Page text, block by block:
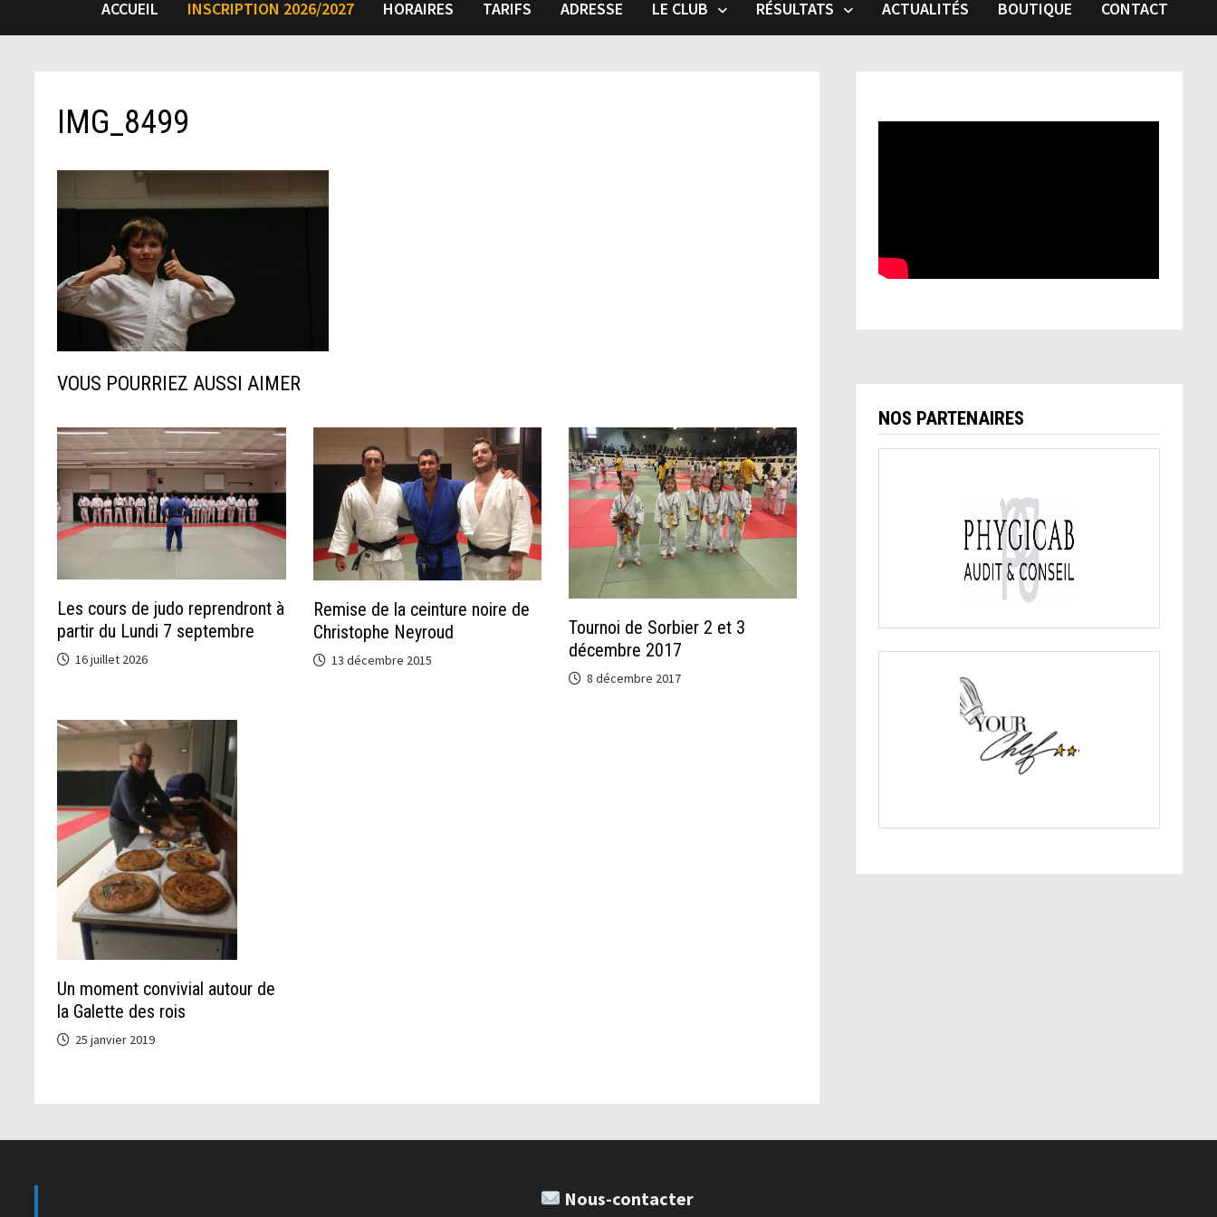
ACCUEIL INSCRIPTION 2026/2027 HORAIRES TARIFS ADRESSE LE CLUB RÉSULTATS ACTUALITÉS BOUTIQUE CONTACT
IMG_8499
VOUS POURRIEZ AUSSI AIMER
Les cours de judo reprendront à
partir du Lundi 7 septembre
16 juillet 2026
Remise de la ceinture noire de
Christophe Neyroud
13 décembre 2015
Tournoi de Sorbier 2 et 3
décembre 2017
8 décembre 2017
Un moment convivial autour de
la Galette des rois
25 janvier 2019
NOS PARTENAIRES
Nous-contacter